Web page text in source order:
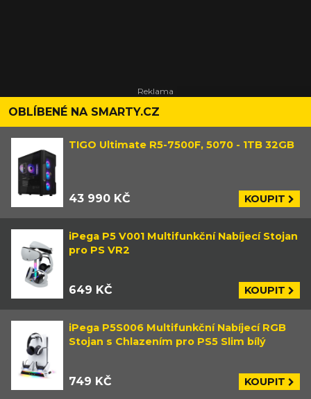
OBLÍBENÉ NA SMARTY.CZ
TIGO Ultimate R5-7500F, 5070 - 1TB 32GB
43 990 KČ KOUPIT
iPega P5 V001 Multifunkční Nabíjecí Stojan
pro PS VR2
649 KČ KOUPIT
iPega P5S006 Multifunkční Nabíjecí RGB
Stojan s Chlazením pro PS5 Slim bílý
749 KČ KOUPIT